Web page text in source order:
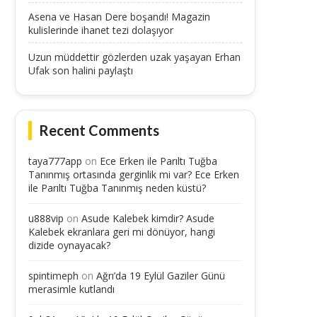
Asena ve Hasan Dere boşandı! Magazin
kulislerinde ihanet tezi dolaşıyor
Uzun müddettir gözlerden uzak yaşayan Erhan
Ufak son halini paylaştı
Recent Comments
taya777app on Ece Erken ile Parıltı Tuğba
Tanınmış ortasında gerginlik mi var? Ece Erken
ile Parıltı Tuğba Tanınmış neden küstü?
u888vip on Asude Kalebek kimdir? Asude
Kalebek ekranlara geri mi dönüyor, hangi
dizide oynayacak?
spintimeph on Ağrı’da 19 Eylül Gaziler Günü
merasimle kutlandı